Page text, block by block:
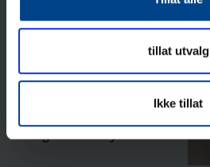
tillat utvalg
Ikke tillat
Reading time: 2 min
UTU Norge AS.
Hagers stativsystem